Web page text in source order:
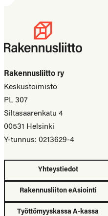
Rakennusliitto ry
Keskustoimisto
PL 307
Siltasaarenkatu 4
00531 Helsinki
Y-tunnus: 0213629-4
Yhteystiedot
Rakennusliiton eAsiointi
Työttömyyskassa A-kassa